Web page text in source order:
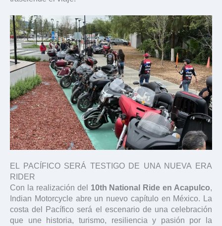
EL PACÍFICO SERÁ TESTIGO DE UNA NUEVA ERA
RIDER
Con la realización del 10th National Ride en Acapulco,
Indian Motorcycle abre un nuevo capítulo en México. La
costa del Pacífico será el escenario de una celebración
que une historia, turismo, resiliencia y pasión por la